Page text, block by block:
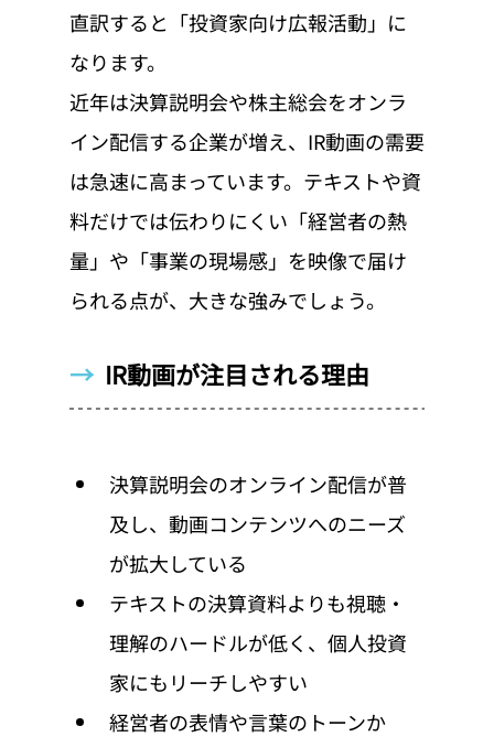
直訳すると「投資家向け広報活動」に
なります。
近年は決算説明会や株主総会をオンラ
イン配信する企業が増え、IR動画の需要
は急速に高まっています。テキストや資
料だけでは伝わりにくい「経営者の熱
量」や「事業の現場感」を映像で届け
られる点が、大きな強みでしょう。
→ IR動画が注目される理由
決算説明会のオンライン配信が普
及し、動画コンテンツへのニーズ
が拡大している
テキストの決算資料よりも視聴・
理解のハードルが低く、個人投資
家にもリーチしやすい
経営者の表情や言葉のトーンか